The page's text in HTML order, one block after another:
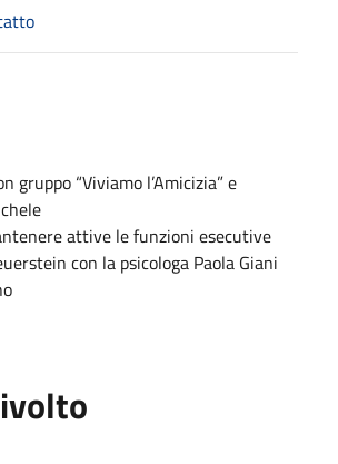
gruppo “Viviamo l’Amicizia” e
attive le funzioni esecutive
con la psicologa Paola Giani